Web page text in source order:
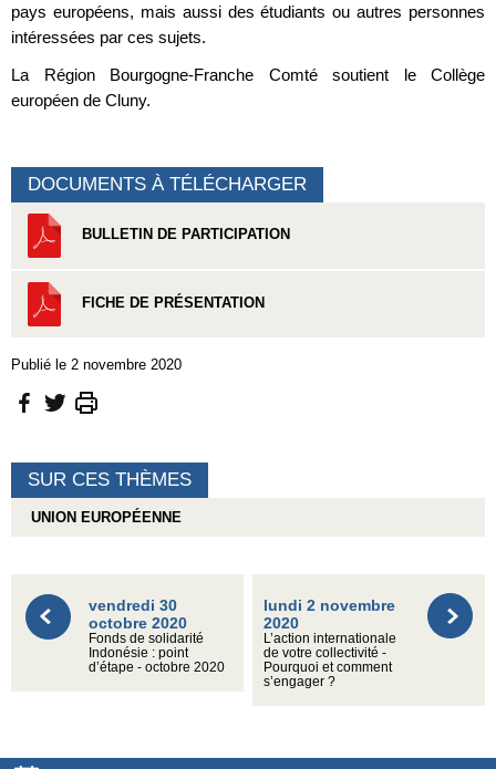
pays européens, mais aussi des étudiants ou autres personnes
intéressées par ces sujets.
La Région Bourgogne-Franche Comté soutient le Collège
européen de Cluny.
DOCUMENTS À TÉLÉCHARGER
BULLETIN DE PARTICIPATION
FICHE DE PRÉSENTATION
Publié le 2 novembre 2020
SUR CES THÈMES
UNION EUROPÉENNE
vendredi 30
octobre 2020
Fonds de solidarité
Indonésie : point
d’étape - octobre 2020
lundi 2 novembre
2020
L’action internationale
de votre collectivité -
Pourquoi et comment
s’engager ?